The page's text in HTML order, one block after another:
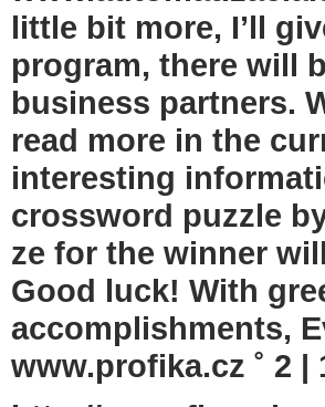
little bit more, I’ll
program, there will
business partners.
read more in the
interesting
crossword puzzle
ze for the winner
Good luck! With
accomplishments,
www.profika.cz ˚ 2 |